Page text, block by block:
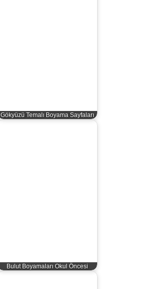
Gökyüzü Temalı Boyama Sayfaları
Bulut Boyamaları Okul Öncesi